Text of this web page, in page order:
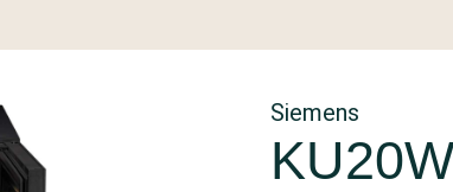
Siemens